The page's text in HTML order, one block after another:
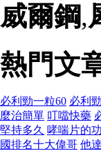
威爾鋼,
熱門文
必利勁一粒60 必利
麼治簡單 叮噹快藥
堅持多久 哮喘片的
國排名十大偉哥 他